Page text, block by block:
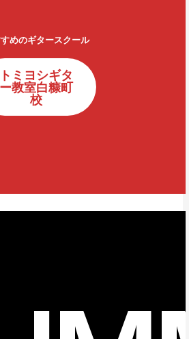
めのギタースクール
トミヨシギタ
ー教室白糠町
校